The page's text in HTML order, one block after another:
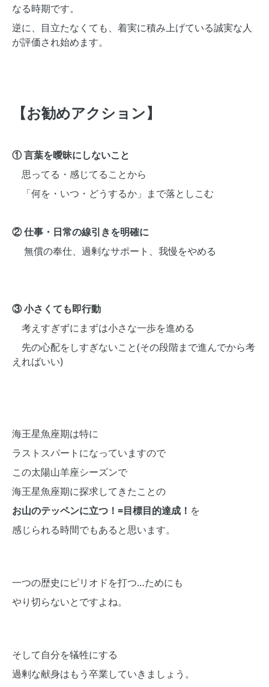
なる時期です。
逆に、目立たなくても、着実に積み上げている誠実な人
が評価され始めます。
【お勧めアクション】
① 言葉を曖昧にしないこと
思ってる・感じてることから
「何を・いつ・どうするか」まで落としこむ
② 仕事・日常の線引きを明確に
無償の奉仕、過剰なサポート、我慢をやめる
③ 小さくても即行動
考えすぎずにまずは小さな一歩を進める
先の心配をしすぎないこと(その段階まで進んでから考
えればいい)
海王星魚座期は特に
ラストスパートになっていますので
この太陽山羊座シーズンで
海王星魚座期に探求してきたことの
お山のテッペンに立つ！=目標目的達成！ を
感じられる時間でもあると思います。
一つの歴史にピリオドを打つ…ためにも
やり切らないとですよね。
そして自分を犠牲にする
過剰な献身はもう卒業していきましょう。